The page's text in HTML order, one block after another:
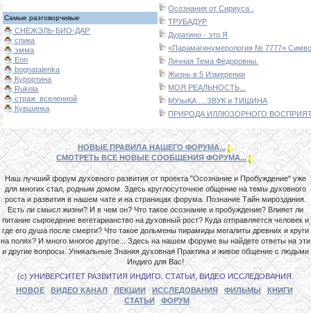
Осознания от Сириуса .
ТРУБАДУР
Дуратино - это Я
«Парамагинумерология № 7777»
Личная Тема Фёдоровны.
Жизнь в 5 Измерении
МОЯ РЕАЛЬНОСТЬ...
МУзыКА ....ЗВУК и ТИШИНА
ПРИРОДА ИЛЛЮЗОРНОГО
Самые разговорчивые
СНЕЖЭЛЬ-БИО-ДАР
спика
эмма
Enn
bognatalenka
Курортина
Rukola
страж_вселенной
Кувшинка
НОВЫЕ ПРАВИЛА НАШЕГО ФОРУМА...
СМОТРЕТЬ ВСЕ НОВЫЕ СООБЩЕНИЯ ФОРУМА...
Наш лучший форум духовного развития от проекта "Осознание и Пробуждение" уже
для многих стал, родным домом. Здесь круглосуточное общение на темы духовного
роста и развития в нашем чате и на страницах форума. Познание Тайн мироздания.
Есть ли смысл жизни? И в чем он? Что такое осознание и пробуждение? Влияет ли
питание сыроедение вегетарианство на духовный рост? Куда отправляется человек и
где его душа после смерти? Что такое дольмены пирамиды мегалиты древних и круги
на полях? И много многое другое... Здесь на нашем форуме вы найдете ответы на эти
и другие вопросы. Уникальные Знания духовная Практика и живое общение с людьми
Индиго для Вас!
(с) УНИВЕРСИТЕТ РАЗВИТИЯ ИНДИГО. СТАТЬИ, ВИДЕО ИССЛЕДОВАНИЯ.
НОВОЕ
ВИДЕО КАНАЛ ЛЕКЦИИ ИССЛЕДОВАНИЯ ФИЛЬМЫ
КНИГИ
СТАТЬИ
ФОРУМ